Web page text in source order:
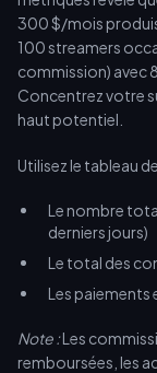
300 $/mois
100 streamers
commission) avec
Concentrez votre
haut potentiel.
Utilisez le tableau
Le nombre
derniers jours)
Le total des
Les paiements
Note :Les
remboursées, les